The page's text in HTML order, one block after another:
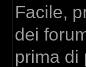
Facile,
dei
prima di